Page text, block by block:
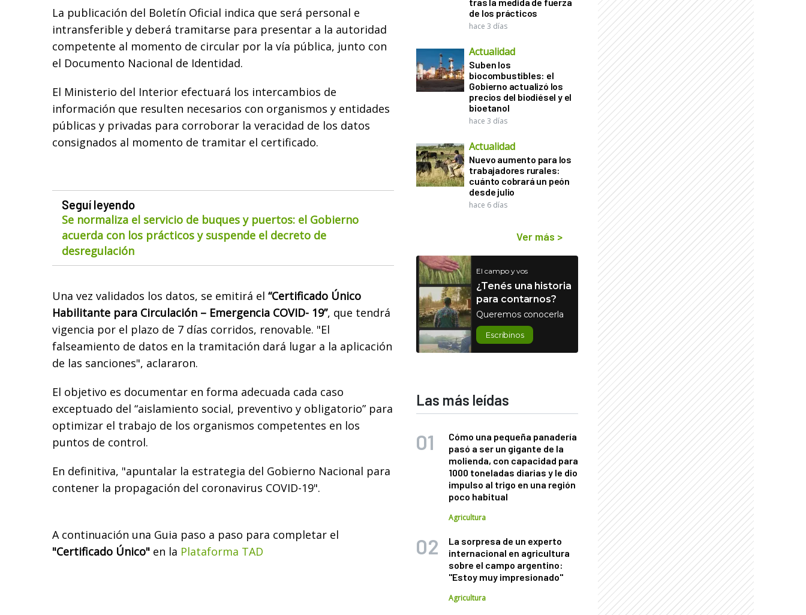
La publicación del Boletín Oficial indica que será personal e
intransferible y deberá tramitarse para presentar a la autoridad
competente al momento de circular por la vía pública, junto con
el Documento Nacional de Identidad.
El Ministerio del Interior efectuará los intercambios de
información que resulten necesarios con organismos y entidades
públicas y privadas para corroborar la veracidad de los datos
consignados al momento de tramitar el certificado.
Seguí leyendo
Se normaliza el servicio de buques y puertos: el Gobierno
acuerda con los prácticos y suspende el decreto de
desregulación
Una vez validados los datos, se emitirá el “Certificado Único
Habilitante para Circulación – Emergencia COVID- 19”, que tendrá
vigencia por el plazo de 7 días corridos, renovable. "El
falseamiento de datos en la tramitación dará lugar a la aplicación
de las sanciones", aclararon.
El objetivo es documentar en forma adecuada cada caso
exceptuado del “aislamiento social, preventivo y obligatorio” para
optimizar el trabajo de los organismos competentes en los
puntos de control.
En definitiva, "apuntalar la estrategia del Gobierno Nacional para
contener la propagación del coronavirus COVID-19".
A continuación una Guia paso a paso para completar el
"Certificado Único" en la Plataforma TAD
de los prácticos
hace 3 días
Actualidad
Suben los
biocombustibles: el
Gobierno actualizó los
precios del biodiésel y el
bioetanol
hace 3 días
Actualidad
Nuevo aumento para los
trabajadores rurales:
cuánto cobrará un peón
desde julio
hace 6 días
Ver más >
El campo y vos
¿Tenés una historia
para contarnos?
Queremos conocerla
Escribinos
Las más leídas
Cómo una pequeña panadería
pasó a ser un gigante de la
molienda, con capacidad para
1000 toneladas diarias y le dio
impulso al trigo en una región
poco habitual
Agricultura
La sorpresa de un experto
internacional en agricultura
sobre el campo argentino:
"Estoy muy impresionado"
Agricultura